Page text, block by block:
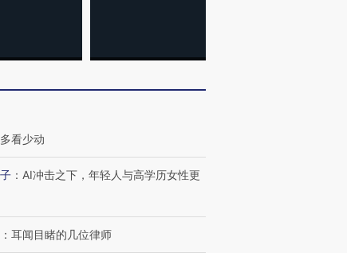
私7万
内含3种
视线｜被称为“蟑螂”的印
视线｜“入侵”还是“人道危
多看少动
： AI冲击之下，年轻人与高学历女性更
： 耳闻目睹的几位律师